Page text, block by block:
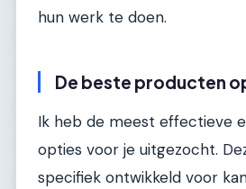
hun werk te doen.
De beste producten
Ik heb de meest effectieve
opties voor je uitgezocht.
specifiek ontwikkeld voor